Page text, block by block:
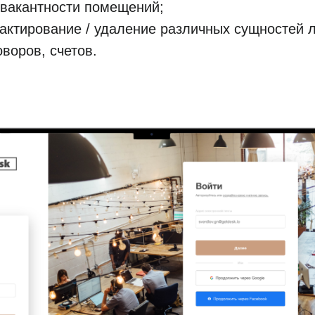
помещений;
/ удаление различных сущностей
счетов.